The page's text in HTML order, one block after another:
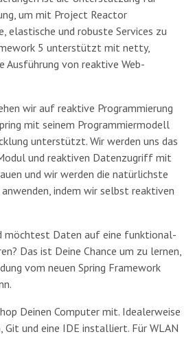
um mit Project Reactor
elastische und robuste Services zu
5 unterstützt mit netty,
Ausführung von reaktive Web-
wir auf reaktive Programmierung
mit seinem Programmiermodell
unterstützt. Wir werden uns das
und reaktiven Datenzugriff mit
und wir werden die natürlichste
indem wir selbst reaktiven
möchtest Daten auf eine funktional-
Das ist Deine Chance um zu lernen,
vom neuen Spring Framework
Deinen Computer mit. Idealerweise
Git und eine IDE installiert. Für WLAN